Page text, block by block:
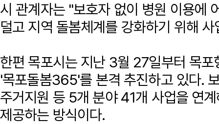
시 관계자는 "보호자 없이 병원 이용에
덜고 지역 돌봄체계를 강화하기 위해
한편 목포시는 지난 3월 27일부터 목포
'목포돌봄365'를 본격 추진하고 있다. 보
주거지원 등 5개 분야 41개 사업을 연
제공하는 방식이다.